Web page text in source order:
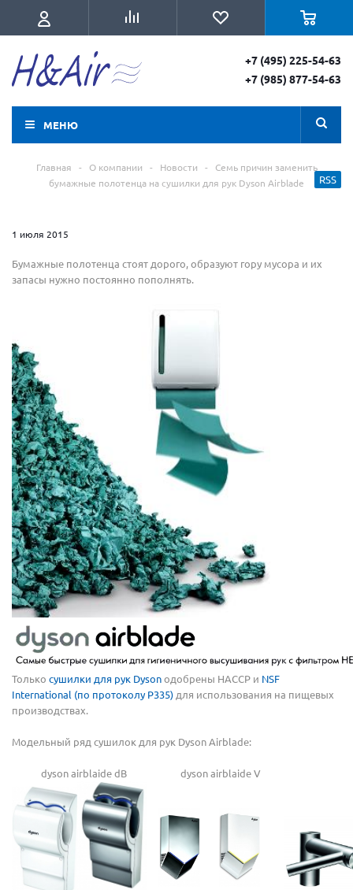
+7 (495) 225-54-63
+7 (985) 877-54-63
МЕНЮ
Главная - О компании - Новости -
Семь причин заменить
бумажные полотенца на сушилки для рук Dyson Airblade
RSS
1 июля 2015
Бумажные полотенца стоят дорого, образуют гору мусора и их
запасы нужно постоянно пополнять.
Только сушилки для рук Dysonодобрены HACCP и NSF
International (по протоколу P335) для использования на пищевых
производствах.
Модельный ряд сушилок для рук Dyson Airblade:
dyson airblaide dB dyson airblaide V